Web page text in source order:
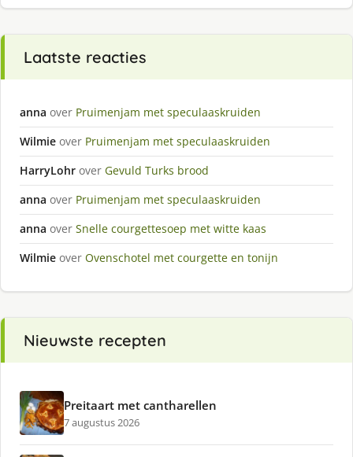
Laatste reacties
anna over Pruimenjam met speculaaskruiden
Wilmie over Pruimenjam met speculaaskruiden
HarryLohr over Gevuld Turks brood
anna over Pruimenjam met speculaaskruiden
anna over Snelle courgettesoep met witte kaas
Wilmie over Ovenschotel met courgette en tonijn
Nieuwste recepten
Preitaart met cantharellen
7 augustus 2026